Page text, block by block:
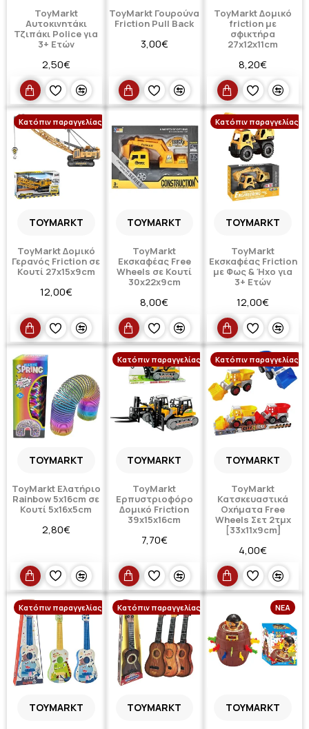
ToyMarkt
Αυτοκινητάκι
Τζιπάκι Police για
3+ Ετών
2,50€
ToyMarkt Γουρούνα
Friction Pull Back
3,00€
ToyMarkt Δομικό
friction με
σφικτήρα
27x12x11cm
8,20€
Κατόπιν παραγγελίας
TOYMARKT
ToyMarkt Δομικό
Γερανός Friction σε
Κουτί 27x15x9cm
12,00€
TOYMARKT
ToyMarkt
Εκσκαφέας Free
Wheels σε Κουτί
30x22x9cm
8,00€
Κατόπιν παραγγελίας
TOYMARKT
ToyMarkt
Εκσκαφέας Friction
με Φως & Ήχο για
3+ Ετών
12,00€
TOYMARKT
ToyMarkt Ελατήριο
Rainbow 5x16cm σε
Κουτί 5x16x5cm
2,80€
Κατόπιν παραγγελίας
TOYMARKT
ToyMarkt
Ερπυστριοφόρο
Δομικό Friction
39x15x16cm
7,70€
Κατόπιν παραγγελίας
TOYMARKT
ToyMarkt
Κατσκευαστικά
Οχήματα Free
Wheels Σετ 2τμχ
[33x11x9cm]
4,00€
Κατόπιν παραγγελίας
TOYMARKT
Κατόπιν παραγγελίας
TOYMARKT
ΝΈΑ
TOYMARKT